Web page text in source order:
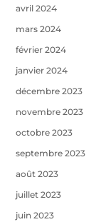
avril 2024
mars 2024
février 2024
janvier 2024
décembre 2023
novembre 2023
octobre 2023
septembre 2023
août 2023
juillet 2023
juin 2023